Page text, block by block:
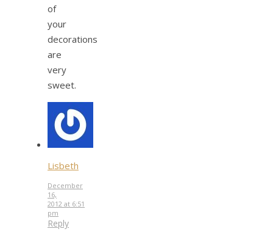
of
your
decorations
are
very
sweet.
Lisbeth
December
16,
2012 at 6:51
pm
Reply